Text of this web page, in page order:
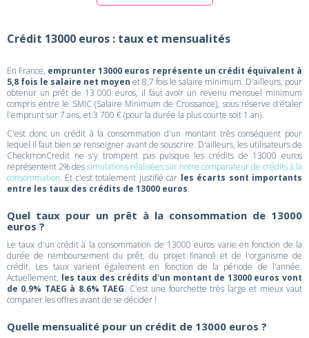
Crédit 13000 euros : taux et mensualités
En France, emprunter 13000 euros représente un crédit équivalent à
5,8 fois le salaire net moyen et 8,7 fois le salaire minimum. D'ailleurs, pour
obtenur un prêt de 13 000 euros, il faut avoir un revenu mensuel minimum
compris entre le SMIC (Salaire Minimum de Croissance), sous réserve d'étaler
l'emprunt sur 7 ans, et 3 700 € (pour la durée la plus courte soit 1 an).
C'est donc un crédit à la consommation d'un montant très conséquent pour
lequel il faut bien se renseigner avant de souscrire. D'ailleurs, les utilisateurs de
CheckmonCredit ne s'y trompent pas puisque les crédits de 13000 euros
représentent 2% dessimulations réalisées sur notre comparateur de crédits à la
consommation. Et c'est totalement justifié car les écarts sont importants
entre les taux des crédits de 13000 euros.
Quel taux pour un prêt à la consommation de 13000
euros ?
Le taux d'un crédit à la consommation de 13000 euros varie en fonction de la
durée de remboursement du prêt, du projet financé et de l'organisme de
crédit. Les taux varient également en fonction de la période de l'année.
Actuellement, les taux des crédits d'un montant de 13000 euros vont
de 0.9% TAEG à 8.6% TAEG. C'est une fourchette très large et mieux vaut
comparer les offres avant de se décider !
Quelle mensualité pour un crédit de 13000 euros ?